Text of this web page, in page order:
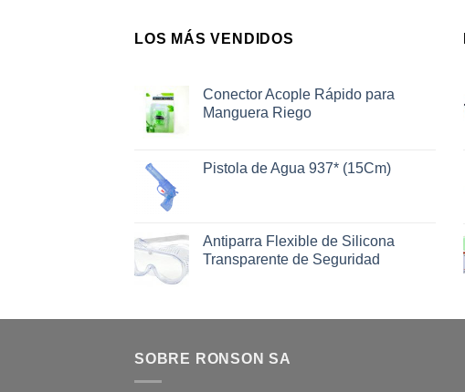
LOS MÁS VENDIDOS
Conector Acople Rápido para
Manguera Riego
Pistola de Agua 937* (15Cm)
Antiparra Flexible de Silicona
Transparente de Seguridad
SOBRE RONSON SA